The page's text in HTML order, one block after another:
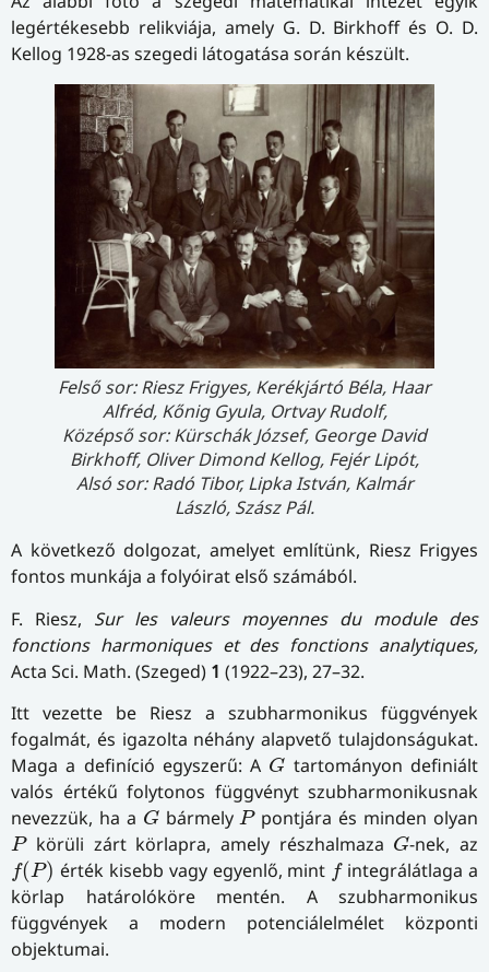
legértékesebb relikviája, amely G. D. Birkhoff és O. D.
Kellog 1928-as szegedi látogatása során készült.
Felső sor: Riesz Frigyes, Kerékjártó Béla, Haar
Alfréd, Kőnig Gyula, Ortvay Rudolf,
Középső sor: Kürschák József, George David
Birkhoff, Oliver Dimond Kellog, Fejér Lipót,
Alsó sor: Radó Tibor, Lipka István, Kalmár
László, Szász Pál.
A következő dolgozat, amelyet említünk, Riesz Frigyes
fontos munkája a folyóirat első számából.
F. Riesz, Sur les valeurs moyennes du module des
fonctions harmoniques et des fonctions analytiques,
Acta Sci. Math. (Szeged) 1 (1922–23), 27–32.
Itt vezette be Riesz a szubharmonikus függvények
fogalmát, és igazolta néhány alapvető tulajdonságukat.
Maga a definíció egyszerű: A G
G tartományon definiált
valós értékű folytonos függvényt szubharmonikusnak
nevezzük, ha a G
GbármelyP
Ppontjára és minden olyan
P
Pkörüli zárt körlapra, amely részhalmaza G
G-nek, az
f(P)
f(P) érték kisebb vagy egyenlő, mint f
fintegrálátlaga a
körlap határolóköre mentén. A szubharmonikus
függvények a modern potenciálelmélet központi
objektumai.